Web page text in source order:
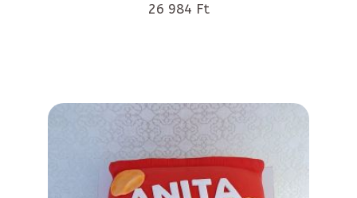
26 984 Ft